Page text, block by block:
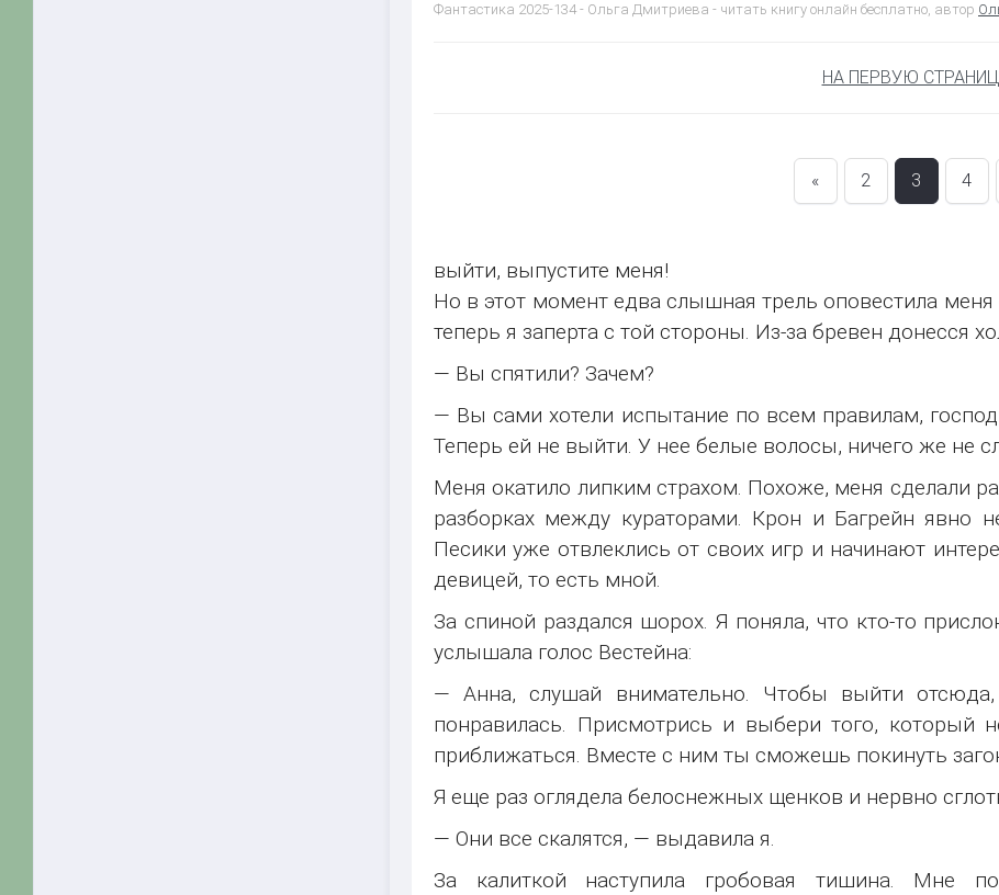
Фантастика 2025-134 - Ольга Дмитриева - читать книгу онлайн бесплатно, автор
НА ПЕРВУЮ
« 2 3 4
выйти, выпустите меня!
Но в этот момент едва слышная трель оповестила меня
теперь я заперта с той стороны. Из-за бревен донесся
— Вы спятили? Зачем?
— Вы сами хотели испытание по всем правилам,
Теперь ей не выйти. У нее белые волосы, ничего же не
Меня окатило липким страхом. Похоже, меня сделали
разборках между кураторами. Крон и Багрейн явно
Песики уже отвлеклись от своих игр и начинают
девицей, то есть мной.
За спиной раздался шорох. Я поняла, что кто-то
услышала голос Вестейна:
— Анна, слушай внимательно. Чтобы выйти
понравилась. Присмотрись и выбери того, который
приближаться. Вместе с ним ты сможешь покинуть
Я еще раз оглядела белоснежных щенков и нервно
— Они все скалятся, — выдавила я.
За калиткой наступила гробовая тишина. Мне